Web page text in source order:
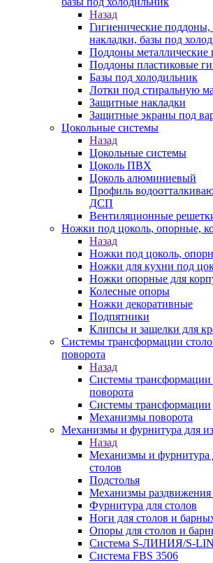
Назад
Гигиенические
накладки, базы под
Поддоны металлические
Поддоны пластиковые
Базы под холодильник
Лотки под стиральную
Защитные накладки
Защитные экраны под
Цокольные системы
Назад
Цокольные системы
Цоколь ПВХ
Цоколь алюминиевый
Профиль
ДСП
Вентиляционные
Ножки под цоколь, опорные,
Назад
Ножки под цоколь,
Ножки для кухни под
Ножки опорные для
Колесные опоры
Ножки декоративные
Подпятники
Клипсы и защелки для
Системы трансформации
поворота
Назад
Системы
поворота
Системы трансформации
Механизмы поворота
Механизмы и фурнитура для
Назад
Механизмы и фурнитура
столов
Подстолья
Механизмы раздвижения
Фурнитура для столов
Ноги для столов и
Опоры для столов и
Система S-ЛИНИЯ/S-
Система FBS 3506